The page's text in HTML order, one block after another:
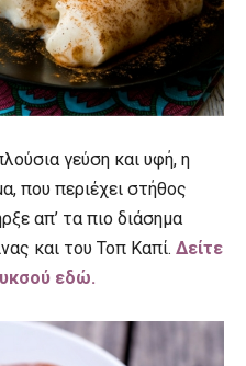
γεύση και υφή, η
που περιέχει στήθος
απ’ τα πιο διάσημα
και του Τοπ Καπί. Δείτε
εδώ.